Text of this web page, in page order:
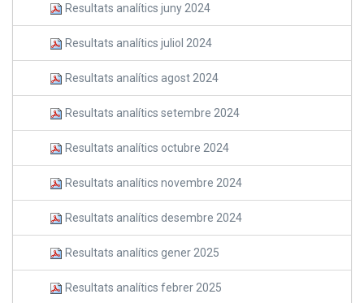
Resultats analítics juny 2024
Resultats analítics juliol 2024
Resultats analítics agost 2024
Resultats analítics setembre 2024
Resultats analítics octubre 2024
Resultats analítics novembre 2024
Resultats analítics desembre 2024
Resultats analítics gener 2025
Resultats analítics febrer 2025